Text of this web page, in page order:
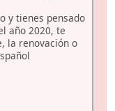
y tienes pensado
año 2020, te
la renovación o